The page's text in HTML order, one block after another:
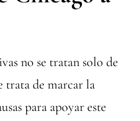
no se tratan solo de
trata de marcar la
para apoyar este